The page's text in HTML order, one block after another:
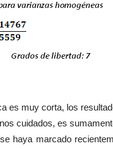
es muy corta, los
cuidados, es
haya marcado